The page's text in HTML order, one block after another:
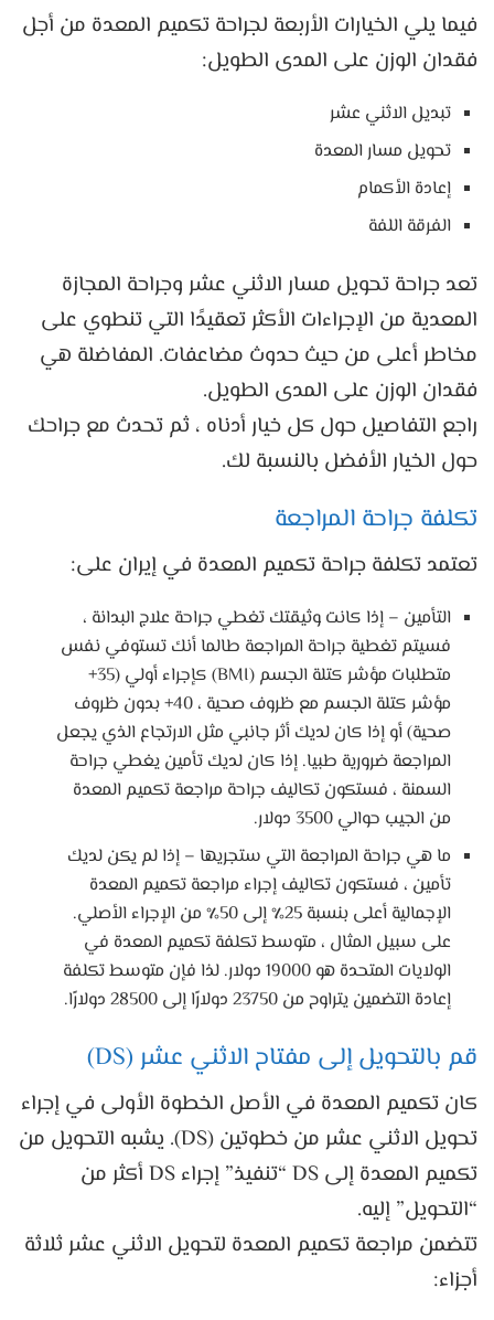
فيما يلي الخيارات الأربعة لجراحة تكميم المعدة من أجل
فقدان الوزن على المدى الطويل:
تبديل الاثني عشر
تحويل مسار المعدة
إعادة الأكمام
الفرقة اللفة
تعد جراحة تحويل مسار الاثني عشر وجراحة المجازة
المعدية من الإجراءات الأكثر تعقيدًا التي تنطوي على
مخاطر أعلى من حيث حدوث مضاعفات. المفاضلة هي
فقدان الوزن على المدى الطويل.
راجع التفاصيل حول كل خيار أدناه ، ثم تحدث مع جراحك
حول الخيار الأفضل بالنسبة لك.
تكلفة جراحة المراجعة
تعتمد تكلفة جراحة تكميم المعدة في إيران على:
التأمين – إذا كانت وثيقتك تغطي جراحة علاج البدانة ،
فسيتم تغطية جراحة المراجعة طالما أنك تستوفي نفس
متطلبات مؤشر كتلة الجسم (BMI) كإجراء أولي (35+
مؤشر كتلة الجسم مع ظروف صحية ، 40+ بدون ظروف
صحية) أو إذا كان لديك أثر جانبي مثل الارتجاع الذي يجعل
المراجعة ضرورية طبيا. إذا كان لديك تأمين يغطي جراحة
السمنة ، فستكون تكاليف جراحة مراجعة تكميم المعدة
من الجيب حوالي 3500 دولار.
ما هي جراحة المراجعة التي ستجريها – إذا لم يكن لديك
تأمين ، فستكون تكاليف إجراء مراجعة تكميم المعدة
الإجمالية أعلى بنسبة 25٪ إلى 50٪ من الإجراء الأصلي.
على سبيل المثال ، متوسط ​​تكلفة تكميم المعدة في
الولايات المتحدة هو 19000 دولار. لذا فإن متوسط ​​تكلفة
إعادة التضمين يتراوح من 23750 دولارًا إلى 28500 دولارًا.
قم بالتحويل إلى مفتاح الاثني عشر (DS)
كان تكميم المعدة في الأصل الخطوة الأولى في إجراء
تحويل الاثني عشر من خطوتين (DS). يشبه التحويل من
تكميم المعدة إلى DS “تنفيذ” إجراء DS أكثر من
“التحويل” إليه.
تتضمن مراجعة تكميم المعدة لتحويل الاثني عشر ثلاثة
أجزاء: